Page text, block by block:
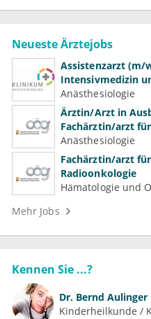
Neueste Ärztejobs
Assistenzarzt (m/
Intensivmedizin
Anästhesiologie
Ärztin/Arzt in
Fachärztin/arzt
(Kardiologie,
Anästhesiologie
Fachärztin/arzt
Radioonkologie
Hämatologie und
Mehr Jobs
Kennen Sie ...?
Dr. Bernd Aulinger
Kinderheilkunde /